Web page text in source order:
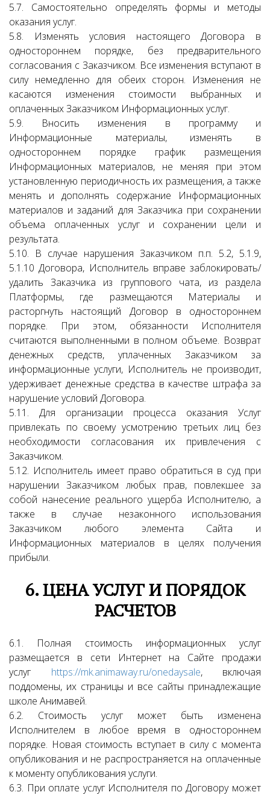
5.7. Самостоятельно определять формы и методы
оказания услуг.
5.8. Изменять условия настоящего Договора в
одностороннем порядке, без предварительного
согласования с Заказчиком. Все изменения вступают в
силу немедленно для обеих сторон. Изменения не
касаются изменения стоимости выбранных и
оплаченных Заказчиком Информационных услуг.
5.9. Вносить изменения в программу и
Информационные материалы, изменять в
одностороннем порядке график размещения
Информационных материалов, не меняя при этом
установленную периодичность их размещения, а также
менять и дополнять содержание Информационных
материалов и заданий для Заказчика при сохранении
объема оплаченных услуг и сохранении цели и
результата.
5.10. В случае нарушения Заказчиком п.п. 5.2, 5.1.9,
5.1.10 Договора, Исполнитель вправе заблокировать/
удалить Заказчика из группового чата, из раздела
Платформы, где размещаются Материалы и
расторгнуть настоящий Договор в одностороннем
порядке. При этом, обязанности Исполнителя
считаются выполненными в полном объеме. Возврат
денежных средств, уплаченных Заказчиком за
информационные услуги, Исполнитель не производит,
удерживает денежные средства в качестве штрафа за
нарушение условий Договора.
5.11. Для организации процесса оказания Услуг
привлекать по своему усмотрению третьих лиц без
необходимости согласования их привлечения с
Заказчиком.
5.12. Исполнитель имеет право обратиться в суд при
нарушении Заказчиком любых прав, повлекшее за
собой нанесение реального ущерба Исполнителю, а
также в случае незаконного использования
Заказчиком любого элемента Сайта и
Информационных материалов в целях получения
прибыли.
6. ЦЕНА УСЛУГ И ПОРЯДОК
РАСЧЕТОВ
6.1. Полная стоимость информационных услуг
размещается в сети Интернет на Сайте продажи
услуг https://mk.animaway.ru/onedaysale, включая
поддомены, их страницы и все сайты принадлежащие
школе Анимавей.
6.2. Стоимость услуг может быть изменена
Исполнителем в любое время в одностороннем
порядке. Новая стоимость вступает в силу с момента
опубликования и не распространяется на оплаченные
к моменту опубликования услуги.
6.3. При оплате услуг Исполнителя по Договору может